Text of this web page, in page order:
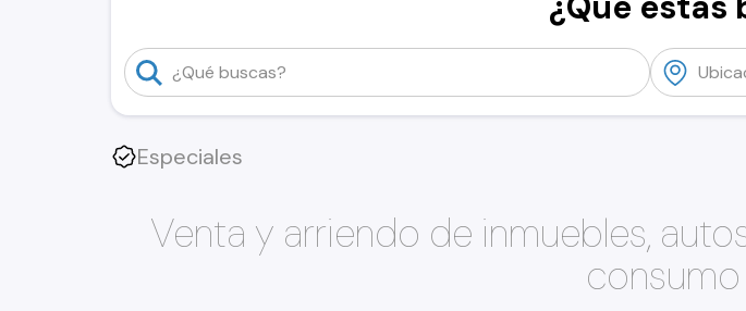
Especiales
Venta y arriendo de inmuebles,